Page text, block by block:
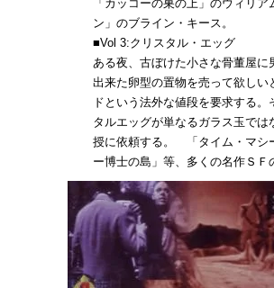
「カッコーの巣の上」のウィリ
ン」のブライン・キース。
■Vol 3:クリスタル・エッグ
ある夜、古ぼけた小さな骨董屋
出来た卵型の置物を売って欲し
ドという法外な値段を要求する
タルエッグが単なるガラス玉で
授に依頼する。 「タイム・マシ
ー博士の島」等、多くの名作Ｓ